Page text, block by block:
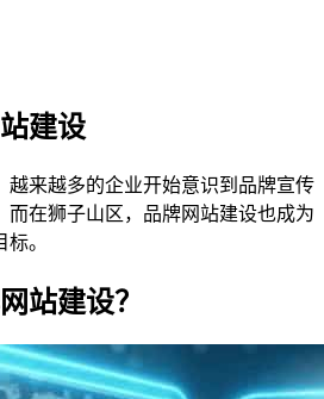
建设
越来越多的企业开始意识到品牌宣传
而在狮子山区，品牌网站建设也成为
。
站建设？